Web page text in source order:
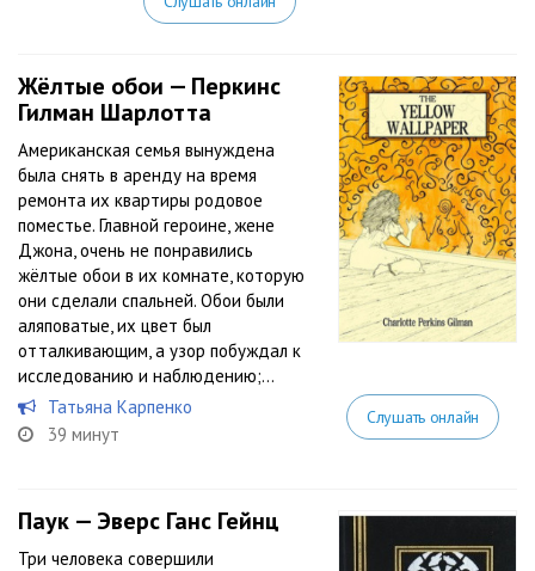
Жёлтые обои — Перкинс
Гилман Шарлотта
Американская семья вынуждена
была снять в аренду на время
ремонта их квартиры родовое
поместье. Главной героине, жене
Джона, очень не понравились
жёлтые обои в их комнате, которую
они сделали спальней. Обои были
аляповатые, их цвет был
отталкивающим, а узор побуждал к
исследованию и наблюдению;...
Татьяна Карпенко
39 минут
Слушать онлайн
Паук — Эверс Ганс Гейнц
Три человека совершили